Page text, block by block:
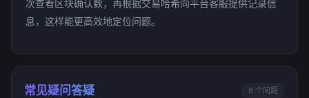
次查看区块确认数，再根据交易哈希向平台客服提供记录信
息，这样能更高效地定位问题。
常见疑问答疑 8 个问题